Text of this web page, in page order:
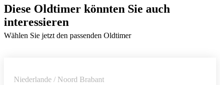
Diese Oldtimer könnten Sie auch
interessieren
Wählen Sie jetzt den passenden Oldtimer
Niederlande / Noord Brabant